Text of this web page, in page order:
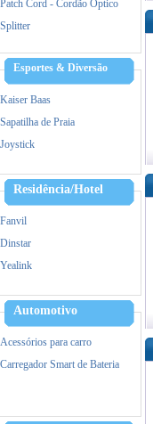
Patch Cord - Cordão Óptico
Splitter
Esportes & Diversão
Kaiser Baas
Sapatilha de Praia
Joystick
Residência/Hotel
Fanvil
Dinstar
Yealink
Hikvision
Automotivo
Acessórios para carro
Carregador Smart de Bateria